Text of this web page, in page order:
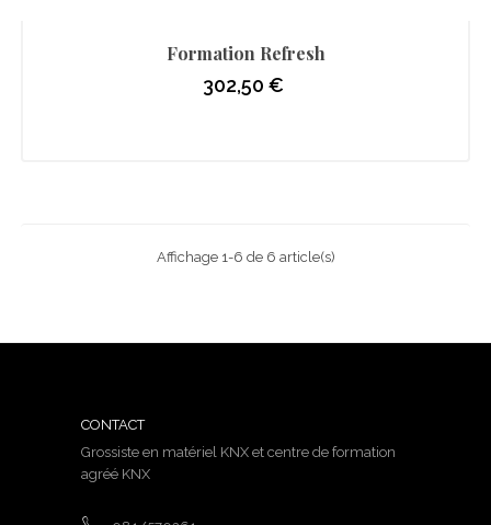
Formation Refresh
Prix
302,50 €
Affichage 1-6 de 6 article(s)
CONTACT
Grossiste en matériel KNX et centre de formation
agréé KNX